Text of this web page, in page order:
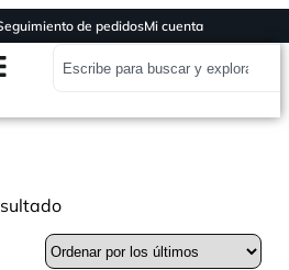
de pedidosMi cuenta